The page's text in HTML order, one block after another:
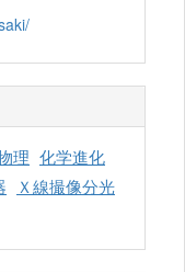
理 化学進化
Ｘ線撮像分光